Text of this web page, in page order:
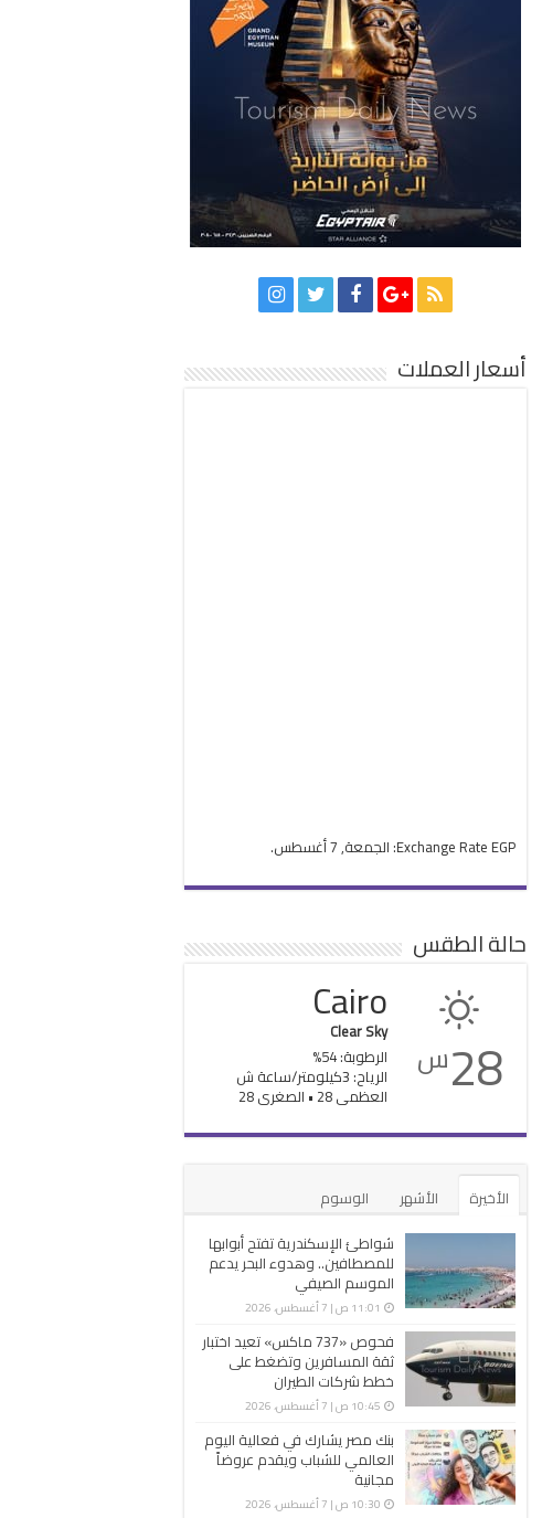
أسعار العملات
Exchange Rate EGP : الجمعة, 7 أغسطس.
حالة الطقس
28س
Cairo
Clear Sky
الرطوبة: 54%
الرياح: 3كيلومتر/ساعة ش
العظمى 28 • الصغرى 28
الأخيرة الأشهر
الوسوم
شواطئ الإسكندرية تفتح أبوابها
للمصطافين.. وهدوء البحر يدعم
الموسم الصيفي
11:01 ص | 7 أغسطس، 2026
فحوص «737 ماكس» تعيد اختبار
ثقة المسافرين وتضغط على
خطط شركات الطيران
10:45 ص | 7 أغسطس، 2026
بنك مصر يشارك في فعالية اليوم
العالمي للشباب ويقدم عروضاً
مجانية
10:30 ص | 7 أغسطس، 2026